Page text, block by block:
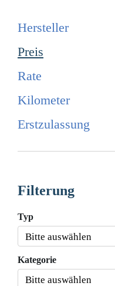
Hersteller
Preis
Rate
Kilometer
Erstzulassung
Filterung
Typ
Bitte auswählen
Kategorie
Bitte auswählen